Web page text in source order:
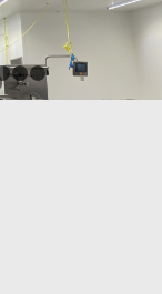
7 8 9 11